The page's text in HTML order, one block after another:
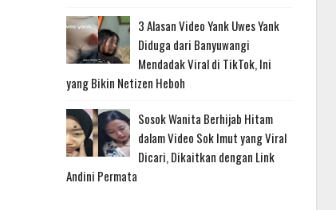
3 Alasan Video Yank Uwes Yank
Diduga dari Banyuwangi
Mendadak Viral di TikTok, Ini
yang Bikin Netizen Heboh
Sosok Wanita Berhijab Hitam
dalam Video Sok Imut yang Viral
Dicari, Dikaitkan dengan Link
Andini Permata